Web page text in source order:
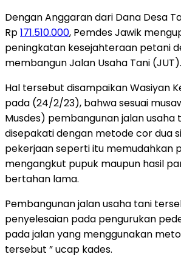
Dengan Anggaran dari Dana Desa
Rp171.510.000, Pemdes Jawik
peningkatan kesejahteraan petani
membangun Jalan Usaha Tani (JUT).
Hal tersebut disampaikan Wasiyan
pada (24/2/23), bahwa sesuai
Musdes) pembangunan jalan usaha
disepakati dengan metode cor dua
pekerjaan seperti itu memudahkan
mengangkut pupuk maupun hasil
bertahan lama.
Pembangunan jalan usaha tani
penyelesaian pada pengurukan
pada jalan yang menggunakan
tersebut ” ucap kades.